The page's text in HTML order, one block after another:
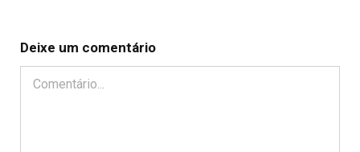
Deixe um comentário
Comentário